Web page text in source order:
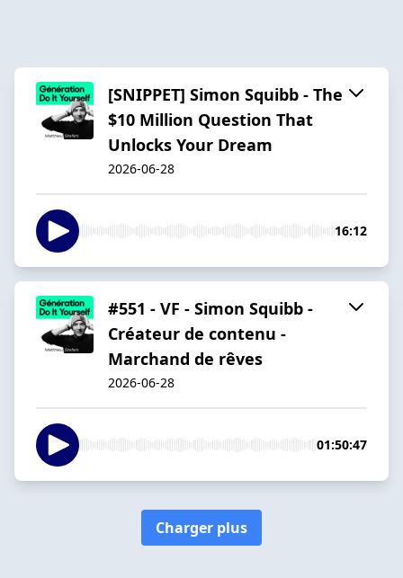
[SNIPPET] Simon Squibb - The
$10 Million Question That
Unlocks Your Dream
2026-06-28
16:12
#551 - VF - Simon Squibb -
Créateur de contenu -
Marchand de rêves
2026-06-28
01:50:47
Charger plus